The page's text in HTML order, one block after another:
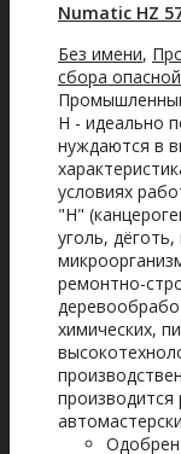
Numatic HZ
Без имени,
сбора
H - идеально
нуждаются в
условиях
"Н"
уголь,
ремонтно-
химических,
Одобрен